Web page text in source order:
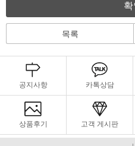
확
목록
공지사항 카톡상담
상품후기 고객 게시판